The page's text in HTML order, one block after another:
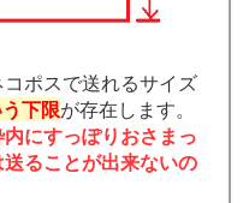
ポスで送れるサイズ
下限が存在します。
内にすっぽりおさまっ
ることが出来ないの